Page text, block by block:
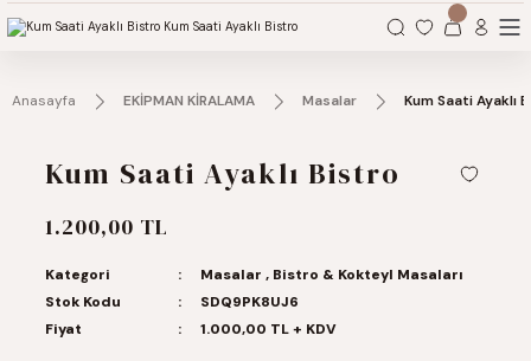
Organizasyonlarınız için tüm ihtiyaçlarınız burada.
Anasayfa EKİPMAN KİRALAMA Masalar Kum Saati Ayaklı
Kum Saati Ayaklı Bistro
1.200,00 TL
Kategori Masalar , Bistro & Kokteyl Masaları
Stok Kodu
SDQ9PK8UJ6
Fiyat
1.000,00 TL + KDV